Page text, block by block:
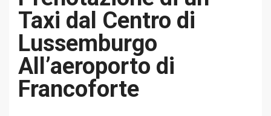
Taxi dal Centro di
Lussemburgo
All’aeroporto di
Francoforte